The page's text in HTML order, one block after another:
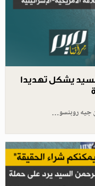
يشكل تهديدا
جيه روبنسو…